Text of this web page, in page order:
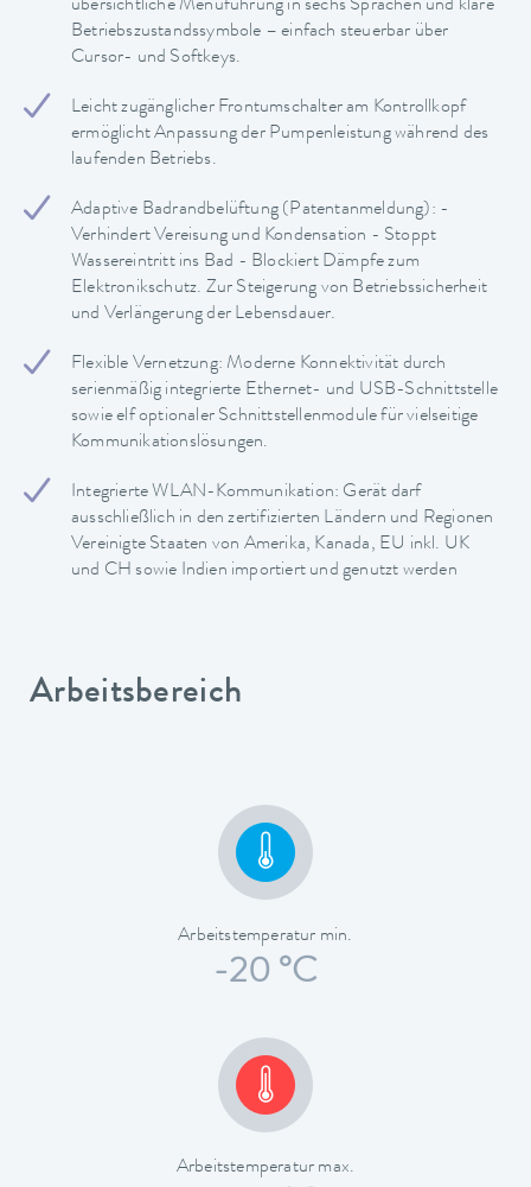
übersichtliche Menüführung in sechs Sprachen und klare
Betriebszustandssymbole – einfach steuerbar über
Cursor- und Softkeys.
Leicht zugänglicher Frontumschalter am Kontrollkopf
ermöglicht Anpassung der Pumpenleistung während des
laufenden Betriebs.
Adaptive Badrandbelüftung (Patentanmeldung): -
Verhindert Vereisung und Kondensation - Stoppt
Wassereintritt ins Bad - Blockiert Dämpfe zum
Elektronikschutz. Zur Steigerung von Betriebssicherheit
und Verlängerung der Lebensdauer.
Flexible Vernetzung: Moderne Konnektivität durch
serienmäßig integrierte Ethernet- und USB-Schnittstelle
sowie elf optionaler Schnittstellenmodule für vielseitige
Kommunikationslösungen.
Integrierte WLAN-Kommunikation: Gerät darf
ausschließlich in den zertifizierten Ländern und Regionen
Vereinigte Staaten von Amerika, Kanada, EU inkl. UK
und CH sowie Indien importiert und genutzt werden
Arbeitsbereich
Arbeitstemperatur min.
-20 °C
Arbeitstemperatur max.